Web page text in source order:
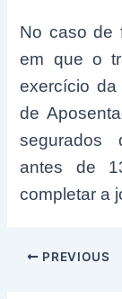
No caso de
em que o
exercício da
de
segurados
antes de
completar a
Post
PREVIOUS